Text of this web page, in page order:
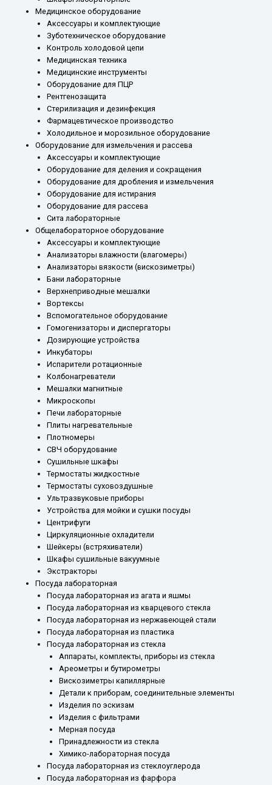
Медицинское оборудование
Аксессуары и комплектующие
Зуботехническое оборудование
Контроль холодовой цепи
Медицинская техника
Медицинские инструменты
Оборудование для ПЦР
Рентгенозащита
Стерилизация и дезинфекция
Фармацевтическое производство
Холодильное и морозильное оборудование
Оборудование для измельчения и рассева
Аксессуары и комплектующие
Оборудование для деления и сокращения
Оборудование для дробления и измельчения
Оборудование для истирания
Оборудование для рассева
Сита лабораторные
Общелабораторное оборудование
Аксессуары и комплектующие
Анализаторы влажности (влагомеры)
Анализаторы вязкости (вискозиметры)
Бани лабораторные
Верхнеприводные мешалки
Вортексы
Вспомогательное оборудование
Гомогенизаторы и диспергаторы
Дозирующие устройства
Инкубаторы
Испарители ротационные
Колбонагреватели
Мешалки магнитные
Микроскопы
Печи лабораторные
Плиты нагревательные
Плотномеры
СВЧ оборудование
Сушильные шкафы
Термостаты жидкостные
Термостаты суховоздушные
Ультразвуковые приборы
Устройства для мойки и сушки посуды
Центрифуги
Циркуляционные охладители
Шейкеры (встряхиватели)
Шкафы сушильные вакуумные
Экстракторы
Посуда лабораторная
Посуда лабораторная из агата и яшмы
Посуда лабораторная из кварцевого стекла
Посуда лабораторная из нержавеющей стали
Посуда лабораторная из пластика
Посуда лабораторная из стекла
Аппараты, комплекты, приборы из стекла
Ареометры и бутирометры
Вискозиметры капиллярные
Детали к приборам, соединительные элементы
Изделия по эскизам
Изделия с фильтрами
Мерная посуда
Принадлежности из стекла
Химико-лабораторная посуда
Посуда лабораторная из стеклоуглерода
Посуда лабораторная из фарфора